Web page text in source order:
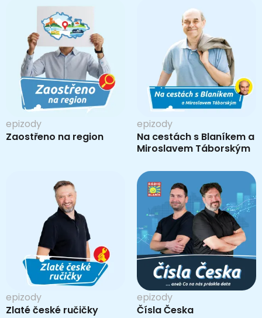
epizody
Zaostřeno na region
epizody
Na cestách s Blaníkem a
Miroslavem Táborským
epizody
Zlaté české ručičky
epizody
Čísla Česka